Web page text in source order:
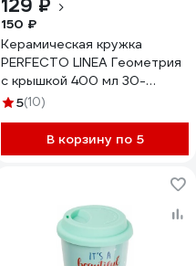
129 ₽
150 ₽
Керамическая кружка
PERFECTO LINEA Геометрия
с крышкой 400 мл 30-
540230
5(10)
В корзину по 5